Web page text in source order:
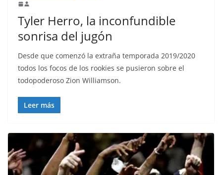
Tyler Herro, la inconfundible
sonrisa del jugón
Desde que comenzó la extraña temporada 2019/2020
todos los focos de los rookies se pusieron sobre el
todopoderoso Zion Williamson.
Leer más